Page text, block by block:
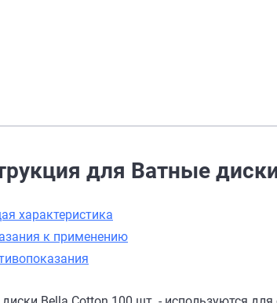
для Ватные
характеристика
к применению